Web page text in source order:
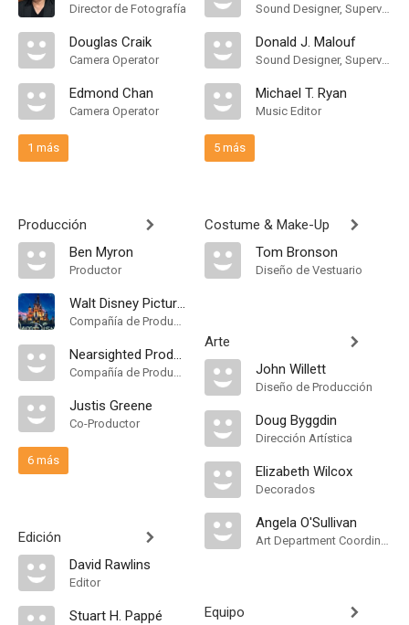
Director de Fotografía
Douglas Craik
Camera Operator
Edmond Chan
Camera Operator
1 más
Producción
Ben Myron
Productor
Walt Disney Pictures
Compañía de Produccion
Nearsighted Productions
Compañía de Produccion
Justis Greene
Co-Productor
6 más
Edición
David Rawlins
Editor
Stuart H. Pappé
Sound Designer, Supervising Sound Editor
Donald J. Malouf
Sound Designer, Supervising Sound Editor
Michael T. Ryan
Music Editor
5 más
Costume & Make-Up
Tom Bronson
Diseño de Vestuario
Arte
John Willett
Diseño de Producción
Doug Byggdin
Dirección Artística
Elizabeth Wilcox
Decorados
Angela O'Sullivan
Art Department Coordinator
Equipo